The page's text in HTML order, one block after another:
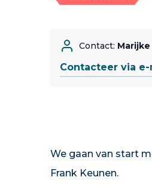
Contact:
Contacteer via e-
We gaan van start
Frank Keunen.